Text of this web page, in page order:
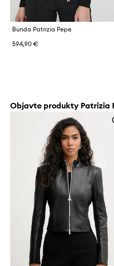
Bunda Patrizia Pepe
594,90 €
Objavte produkty Patrizia